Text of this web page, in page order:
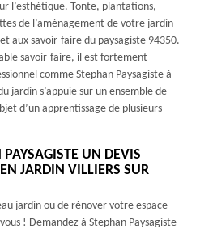
l’esthétique. Tonte, plantations,
de l’aménagement de votre jardin
aux savoir-faire du paysagiste 94350.
savoir-faire, il est fortement
comme Stephan Paysagiste à
jardin s’appuie sur un ensemble de
d’un apprentissage de plusieurs
UN DEVIS
JARDIN VILLIERS SUR
jardin ou de rénover votre espace
! Demandez à Stephan Paysagiste